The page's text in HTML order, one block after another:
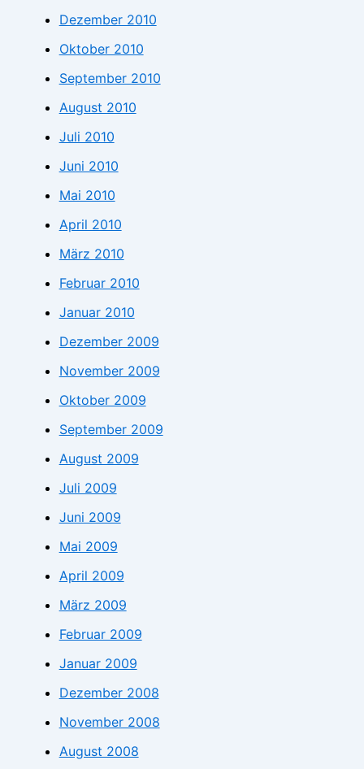
Dezember 2010
Oktober 2010
September 2010
August 2010
Juli 2010
Juni 2010
Mai 2010
April 2010
März 2010
Februar 2010
Januar 2010
Dezember 2009
November 2009
Oktober 2009
September 2009
August 2009
Juli 2009
Juni 2009
Mai 2009
April 2009
März 2009
Februar 2009
Januar 2009
Dezember 2008
November 2008
August 2008